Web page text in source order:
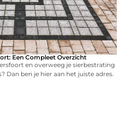
Een Compleet Overzicht
en overweeg je sierbestrating
Dan ben je hier aan het juiste adres.